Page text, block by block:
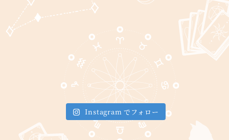
Instagram でフォロー